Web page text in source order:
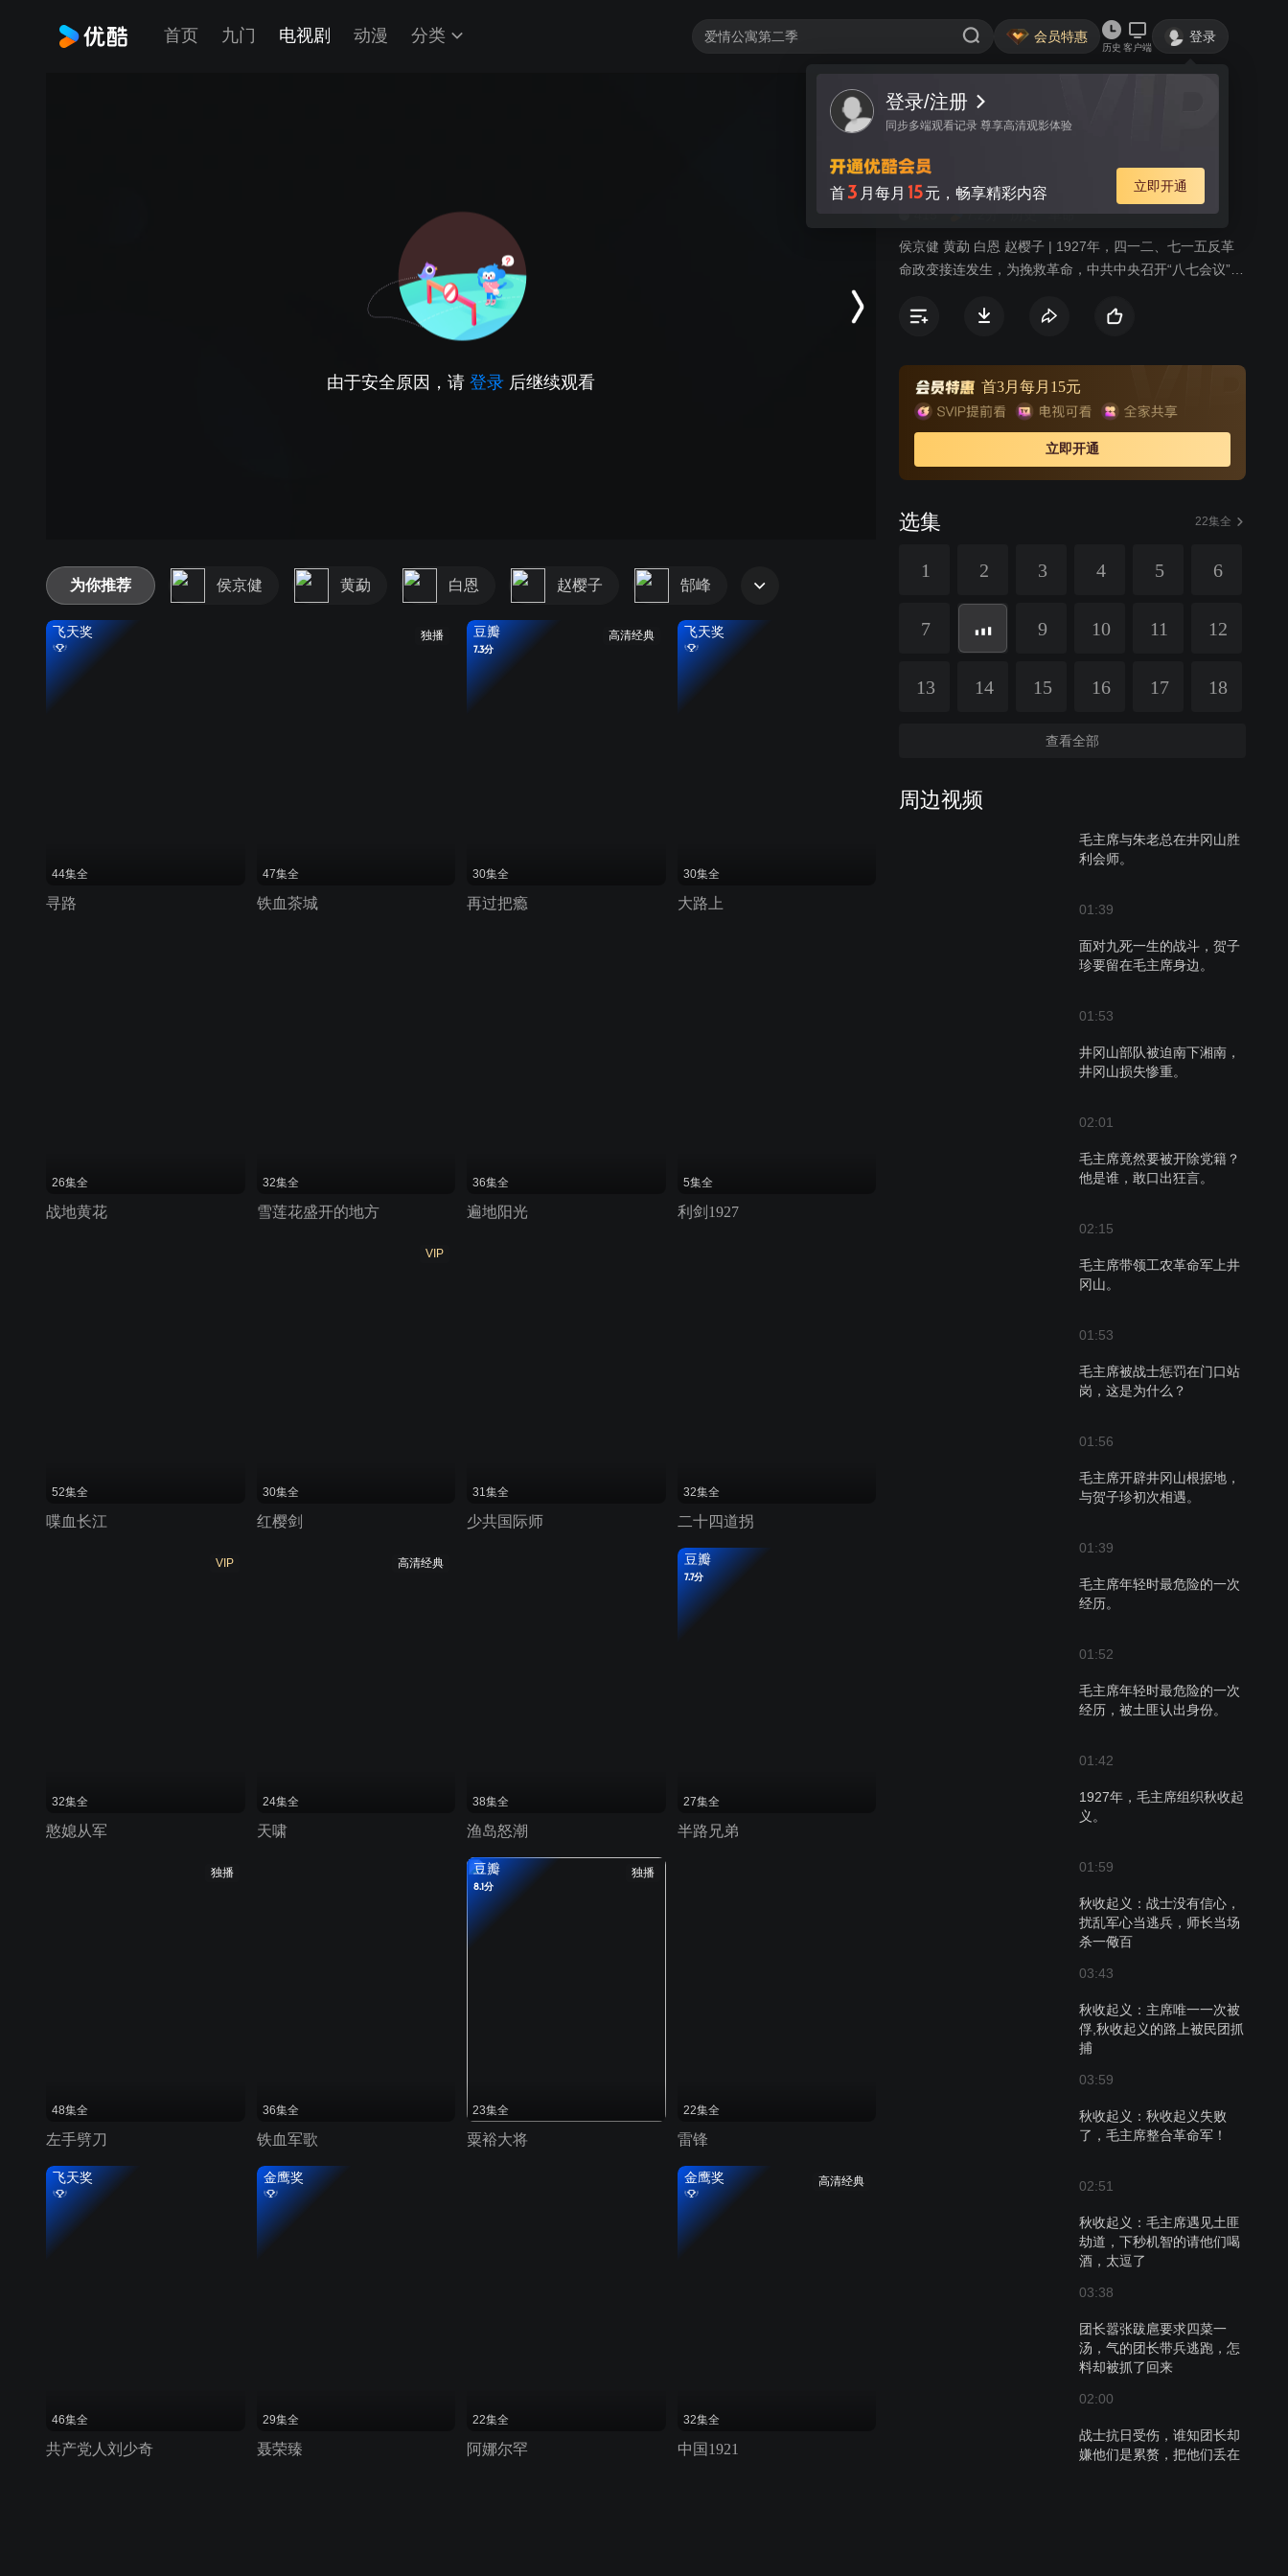
首页 九门 电视剧 动漫 分类 会员特惠
历史 客户端
登录
登录/注册
同步多端观看记录 尊享高清观影体验
首3 月每月 15元，畅享精彩内容 立即开通
由于安全原因，请 登录 后继续观看
视频 讨论
秋收起义 TV版
历史 革命
侯京健 黄勐 白恩 赵樱子 | 1927年，四一二、七一五反革
命政变接连发生，为挽救革命，中共中央召开“八七会议”，
毛泽东宣布起义，亲率工农革命军第一师第三团首战告
论部队决定向湘南转兵。途经芦溪时遭遇伏击，总指挥卢
德铭为掩护部队撤退壮烈牺牲，余洒度私自放走国民党莲
花县党部书记刘启沛，莲花县即将陷入包围，毛泽东迅速
带领军队撤离到三湾，部队进行了著名的“三湾改编”，从根
本上确立了党对军队的绝对领导。1928年4月28日，毛泽
冈山胜利会师，形成党领导的规模最大、战斗力最强的革
党、全心全意为人民服务的中国工农红军真正诞生了。
首3月每月15元
立即开通
选集 22集全
1 2 3 4 5 6
7 9 10 11 12
13 14 15 16 17 18
查看全部
周边视频
毛主席与朱老总在井冈山胜
利会师。
01:39
面对九死一生的战斗，贺子
珍要留在毛主席身边。
01:53
井冈山部队被迫南下湘南，
井冈山损失惨重。
02:01
毛主席竟然要被开除党籍？
他是谁，敢口出狂言。
02:15
毛主席带领工农革命军上井
冈山。
01:53
毛主席被战士惩罚在门口站
岗，这是为什么？
01:56
毛主席开辟井冈山根据地，
与贺子珍初次相遇。
01:39
毛主席年轻时最危险的一次
经历。
01:52
毛主席年轻时最危险的一次
经历，被土匪认出身份。
01:42
1927年，毛主席组织秋收起
义。
01:59
秋收起义：战士没有信心，
扰乱军心当逃兵，师长当场
杀一儆百
03:43
秋收起义：主席唯一一次被
俘,秋收起义的路上被民团抓
捕
03:59
秋收起义：秋收起义失败
了，毛主席整合革命军！
02:51
秋收起义：毛主席遇见土匪
劫道，下秒机智的请他们喝
酒，太逗了
03:38
团长嚣张跋扈要求四菜一
汤，气的团长带兵逃跑，怎
料却被抓了回来
02:00
战士抗日受伤，谁知团长却
嫌他们是累赘，把他们丢在
为你推荐 侯京健 黄勐 白恩 赵樱子 郜峰
飞天奖
44集全
寻路
独播
47集全
铁血茶城
高清经典
豆瓣
7.3分
30集全
再过把瘾
飞天奖
30集全
大路上
26集全
战地黄花
32集全
雪莲花盛开的地方
36集全
遍地阳光
5集全
利剑1927
52集全
喋血长江
VIP
30集全
红樱剑
31集全
少共国际师
32集全
二十四道拐
VIP
32集全
憨媳从军
高清经典
24集全
天啸
38集全
渔岛怒潮
豆瓣
7.7分
27集全
半路兄弟
独播
48集全
左手劈刀
36集全
铁血军歌
独播
豆瓣
8.1分
23集全
粟裕大将
22集全
雷锋
飞天奖
46集全
共产党人刘少奇
金鹰奖
29集全
聂荣臻
22集全
阿娜尔罕
高清经典
金鹰奖
32集全
中国1921